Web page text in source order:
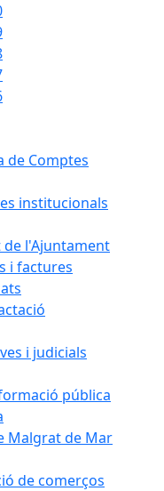
de Comptes
institucionals
l'Ajuntament
i factures
i judicials
pública
Malgrat de Mar
de comerços